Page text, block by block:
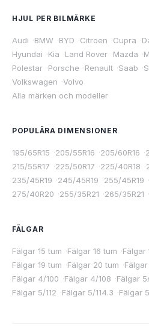
HJUL PER BILMÄRKE
Audi ·BMW ·BYD ·Citroen ·Cupra ·
Hyundai ·Kia ·Land Rover ·Mazda ·
Polestar ·Porsche ·Renault ·Saab ·
Volkswagen ·Volvo
Alla märken och modeller
POPULÄRA DIMENSIONER
195/65R15 ·205/55R16 ·205/60R16 ·
215/55R17 ·225/50R17 ·225/40R18 ·
235/45R19 ·245/45R19 ·255/45R19 ·
275/40R20 ·255/35R21 ·265/35R21 ·
FÄLGAR
Fälgar 15 tum ·Fälgar 16 tum ·Fälgar
Fälgar 19 tum ·Fälgar 20 tum ·
Fälgar 4/100 ·Fälgar 4/108 ·Fälgar
Fälgar 5/112 ·Fälgar 5/114.3 ·Fälgar